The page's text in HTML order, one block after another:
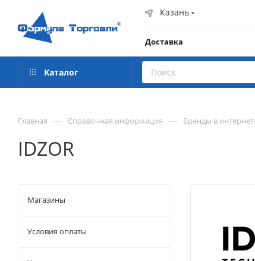
Казань
Доставка
Каталог
Главная — Справочная информация — Бренды в
IDZOR
Магазины
Условия оплаты